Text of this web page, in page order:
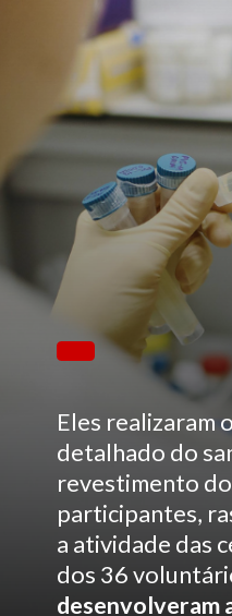
Eles realizaram
detalhado do
revestimento
participantes,
a atividade das
dos 36
desenvolveram